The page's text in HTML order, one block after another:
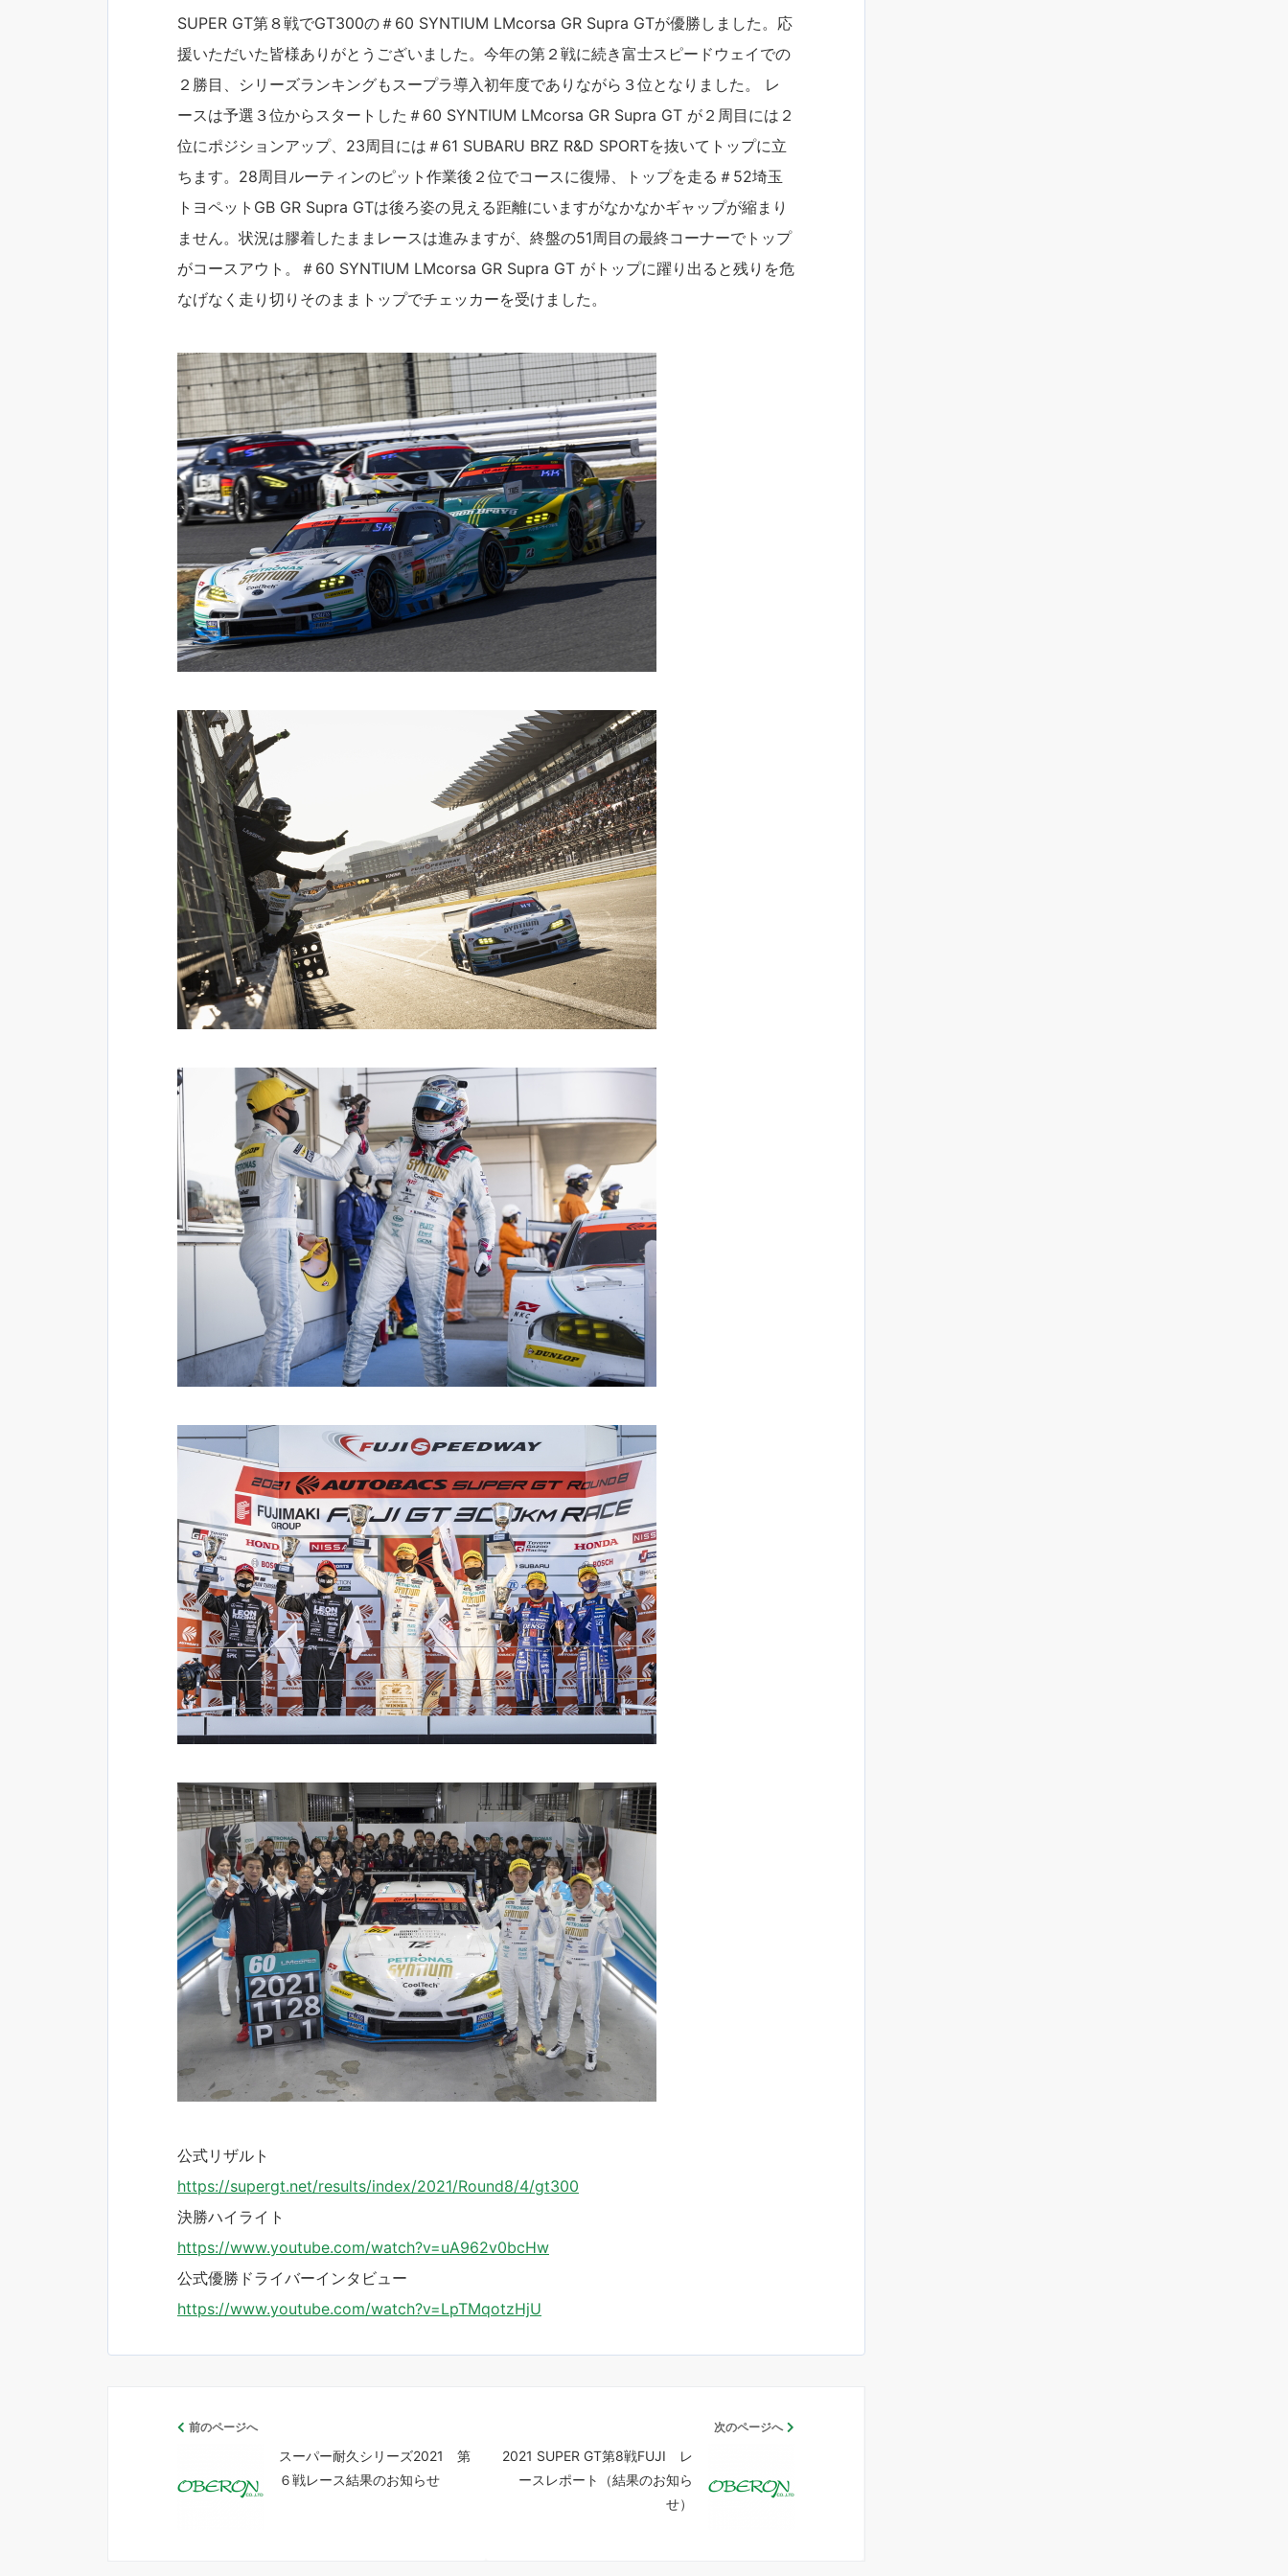
SUPER GT第８戦でGT300の＃60 SYNTIUM LMcorsa GR Supra GTが優勝しました。応
援いただいた皆様ありがとうございました。今年の第２戦に続き富士スピードウェイでの
２勝目、シリーズランキングもスープラ導入初年度でありながら３位となりました。 レ
ースは予選３位からスタートした＃60 SYNTIUM LMcorsa GR Supra GT が２周目には２
位にポジションアップ、23周目には＃61 SUBARU BRZ R&D SPORTを抜いてトップに立
ちます。28周目ルーティンのピット作業後２位でコースに復帰、トップを走る＃52埼玉
トヨペットGB GR Supra GTは後ろ姿の見える距離にいますがなかなかギャップが縮まり
ません。状況は膠着したままレースは進みますが、終盤の51周目の最終コーナーでトップ
がコースアウト。＃60 SYNTIUM LMcorsa GR Supra GT がトップに躍り出ると残りを危
なげなく走り切りそのままトップでチェッカーを受けました。
公式リザルト
https://supergt.net/results/index/2021/Round8/4/gt300
決勝ハイライト
https://www.youtube.com/watch?v=uA962v0bcHw
公式優勝ドライバーインタビュー
https://www.youtube.com/watch?v=LpTMqotzHjU
前のページへ
スーパー耐久シリーズ2021 第
６戦レース結果のお知らせ
次のページへ
2021 SUPER GT第8戦FUJI レ
ースレポート（結果のお知ら
せ）